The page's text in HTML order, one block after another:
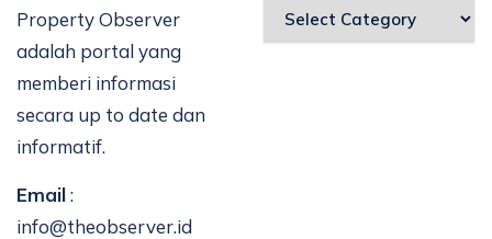
Property Observer
adalah portal yang
memberi informasi
secara up to date dan
informatif.
Email:
info@theobserver.id